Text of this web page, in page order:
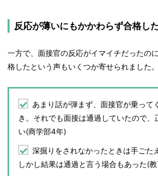
反応が薄いにもかかわらず合格し
一方で、面接官の反応がイマイチだったの
格したという声もいくつか寄せられました。
あまり話が弾まず、面接官が乗って
き。それでも面接は通過していたので、
い(商学部4年)
深掘りをされなかったときは手ごた
しかし結果は通過と言う場合もあった(